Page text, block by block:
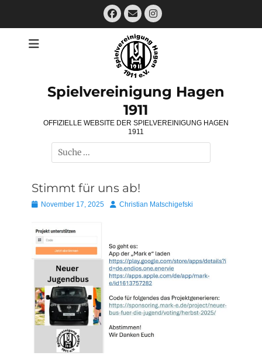
Facebook
E-
Mail
Instagram
Spielvereinigung Hagen
1911
OFFIZIELLE WEBSITE DER SPIELVEREINIGUNG HAGEN
1911
Suchen
nach:
Stimmt für uns ab!
PostedNovember 17, 2025 AutorChristian Matschigefski